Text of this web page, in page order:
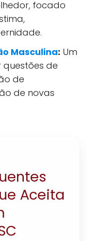
focado
Masculina: Um
de
de
de novas
Aceita